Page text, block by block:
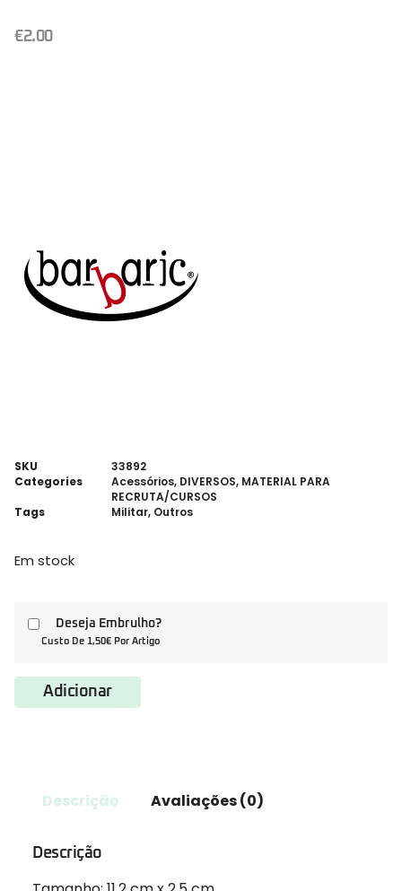
€2.00
SKU
33892
Categories
Acessórios, DIVERSOS, MATERIAL PARA
RECRUTA/CURSOS
Tags
Militar, Outros
Em stock
Deseja Embrulho?
Custo De 1,50€ Por Artigo
Adicionar
Descrição Avaliações (0)
Descrição